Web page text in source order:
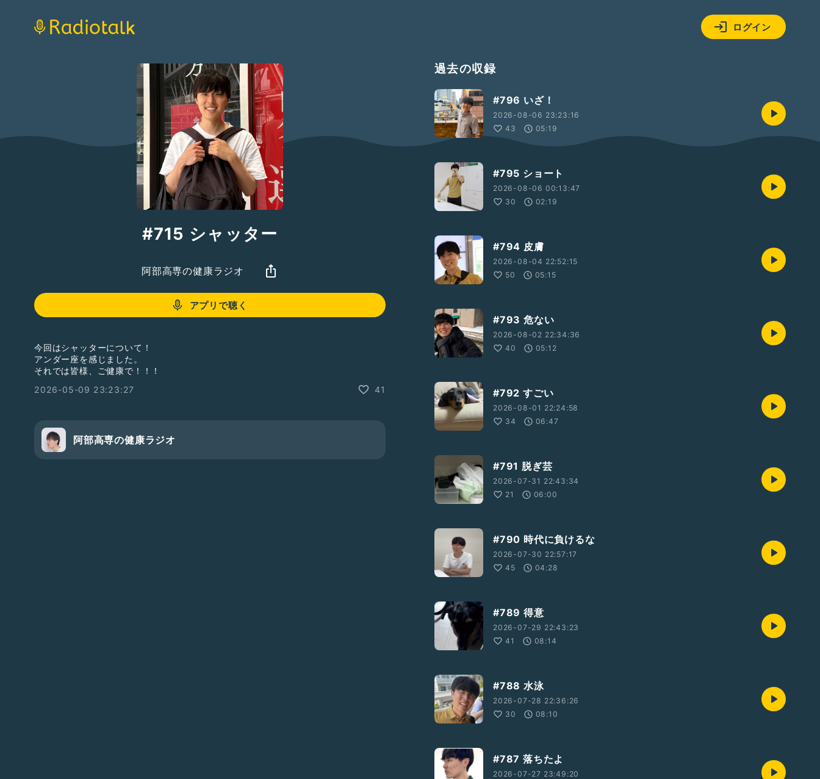
ログイン
#715 シャッター
阿部高専の健康ラジオ
アプリで聴く
今回はシャッターについて！
アンダー座を感じました。
それでは皆様、ご健康で！！！
2026-05-09 23:23:27
41
阿部高専の健康ラジオ
過去の収録
#796 いざ！
2026-08-06 23:23:16
43
05:19
#795 ショート
2026-08-06 00:13:47
30
02:19
#794 皮膚
2026-08-04 22:52:15
50
05:15
#793 危ない
2026-08-02 22:34:36
40
05:12
#792 すごい
2026-08-01 22:24:58
34
06:47
#791 脱ぎ芸
2026-07-31 22:43:34
21
06:00
#790 時代に負けるな
2026-07-30 22:57:17
45
04:28
#789 得意
2026-07-29 22:43:23
41
08:14
#788 水泳
2026-07-28 22:36:26
30
08:10
#787 落ちたよ
2026-07-27 23:49:20